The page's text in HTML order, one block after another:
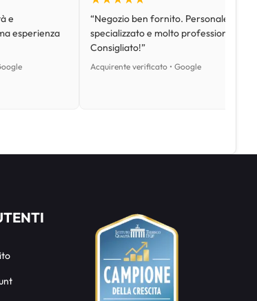
e
esperienza
“Negozio ben fornito. Personale
specializzato e molto professionale.
Consigliato!”
Acquirente verificato • Google